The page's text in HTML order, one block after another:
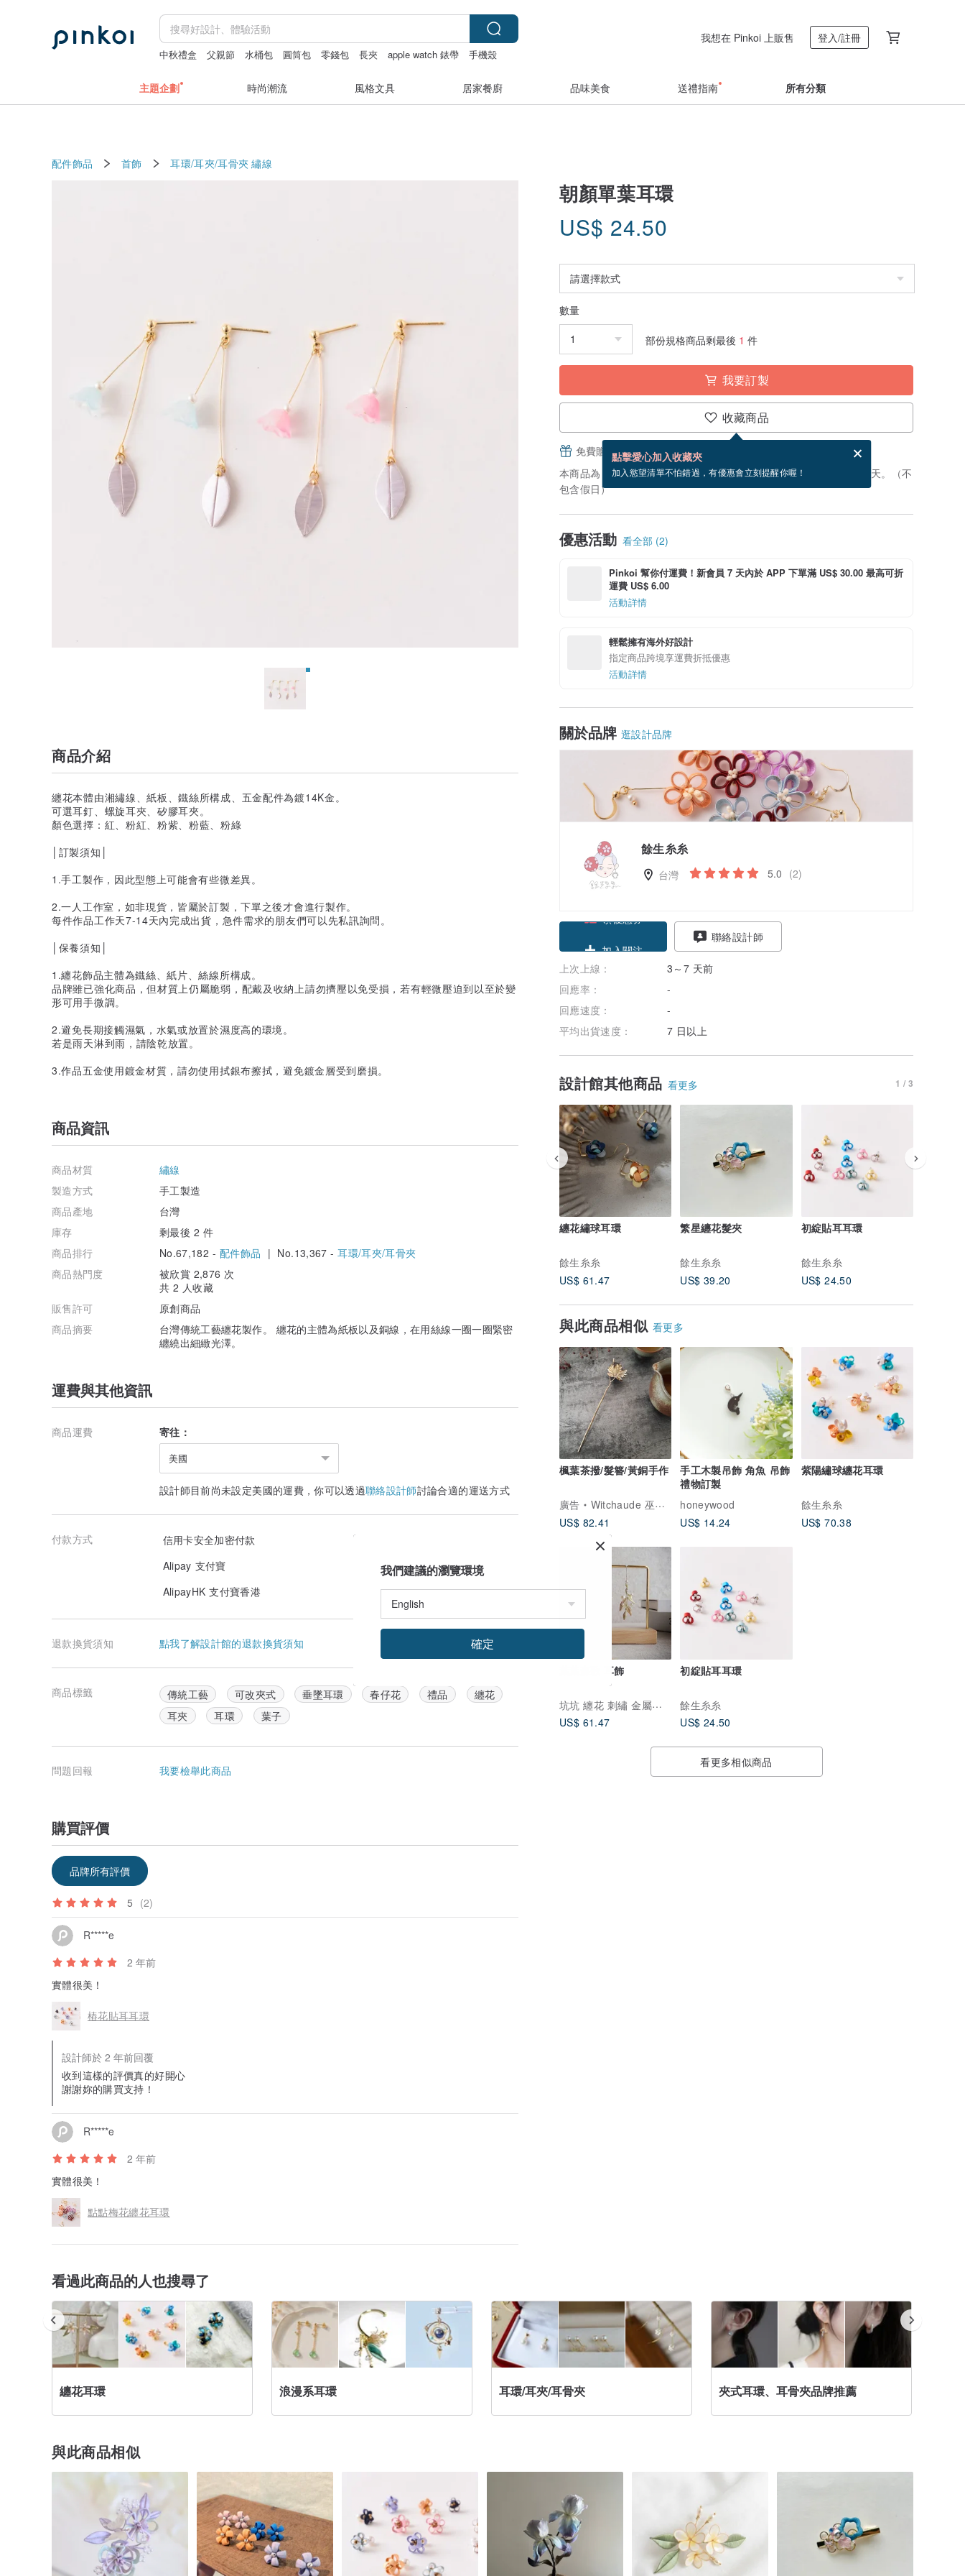
中秋禮盒 父親節 水桶包 圓筒包 零錢包 長夾 apple watch 錶帶 手機殼
我想在 Pinkoi 上販售 登入/註冊
主題企劃 時尚潮流 風格文具 居家餐廚 品味美食 送禮指南 所有分類
配件飾品 首飾 耳環/耳夾/耳骨夾 繡線
朝顏單葉耳環
US$ 24.50
數量
部份規格商品剩最後 1 件
我要訂製
收藏商品
點擊愛心加入收藏夾
加入慾望清單不怕錯過，有優惠會立刻提醒你喔！
免費贈送電子賀卡，結帳完成後填寫
本商品為「接單訂製」。付款後，從開始製作到寄出商品為 3 個工作天。（不
包含假日）
優惠活動 看全部 (2)
Pinkoi 幫你付運費！新會員 7 天內於 APP 下單滿 US$ 30.00 最高可折
運費 US$ 6.00
活動詳情
輕鬆擁有海外好設計
指定商品跨境享運費折抵優惠
活動詳情
關於品牌 逛設計品牌
餘生糸糸
台灣 5.0 (2)
加入關注
聯絡設計師
上次上線：
3～7 天前
回應率：
-
回應速度：
-
平均出貨速度：
7 日以上
設計館其他商品 看更多 1 / 3
纏花繡球耳環
餘生糸糸
US$ 61.47
繁星纏花髮夾
餘生糸糸
US$ 39.20
初綻貼耳耳環
餘生糸糸
US$ 24.50
與此商品相似 看更多
楓葉茶撥/髮簪/黃銅手作
廣告
Witchaude 巫女奧達
US$ 82.41
手工木製吊飾 角魚 吊飾
禮物訂製
honeywood
US$ 14.24
紫陽繡球纏花耳環
餘生糸糸
US$ 70.38
葉葉森歌 耳飾
坑坑 纏花 刺繡 金屬線飾品
US$ 61.47
初綻貼耳耳環
餘生糸糸
US$ 24.50
看更多相似商品
商品介紹
纏花本體由湘繡線、紙板、鐵絲所構成、五金配件為鍍14K金。
可選耳釘、螺旋耳夾、矽膠耳夾。
顏色選擇：紅、粉紅、粉紫、粉藍、粉綠
│訂製須知│
1.手工製作，因此型態上可能會有些微差異。
2.一人工作室，如非現貨，皆屬於訂製，下單之後才會進行製作。
每件作品工作天7-14天內完成出貨，急件需求的朋友們可以先私訊詢問。
│保養須知│
1.纏花飾品主體為鐵絲、紙片、絲線所構成。
品牌雖已強化商品，但材質上仍屬脆弱，配戴及收納上請勿擠壓以免受損，若有輕微壓迫到以至於變
形可用手微調。
2.避免長期接觸濕氣，水氣或放置於濕度高的環境。
若是雨天淋到雨，請陰乾放置。
3.作品五金使用鍍金材質，請勿使用拭銀布擦拭，避免鍍金層受到磨損。
商品資訊
商品材質
繡線
製造方式
手工製造
商品產地
台灣
庫存
剩最後 2 件
商品排行
No.67,182 - 配件飾品 | No.13,367 -耳環/耳夾/耳骨夾
商品熱門度
被欣賞 2,876 次
共 2 人收藏
販售許可
原創商品
商品摘要
台灣傳統工藝纏花製作。 纏花的主體為紙板以及銅線，在用絲線一圈一圈緊密
纏繞出細緻光澤。
運費與其他資訊
商品運費 寄往：
美國
設計師目前尚未設定美國的運費，你可以透過聯絡設計師討論合適的運送方式
付款方式
信用卡安全加密付款
Alipay 支付寶
AlipayHK 支付寶香港
退款換貨須知 點我了解設計館的退款換貨須知
商品標籤 傳統工藝 可改夾式 垂墜耳環 春仔花 禮品
纏花
耳夾
耳環 葉子
問題回報 我要檢舉此商品
購買評價
品牌所有評價
5 (2)
R*****e
2 年前
實體很美！
樁花貼耳耳環
設計師於 2 年前回覆
收到這樣的評價真的好開心
謝謝妳的購買支持！
R*****e
2 年前
實體很美！
點點梅花纏花耳環
看過此商品的人也搜尋了
纏花耳環 浪漫系耳環 耳環/耳夾/耳骨夾 夾式耳環、耳骨夾品牌推薦
與此商品相似
我們建議的瀏覽環境
確定